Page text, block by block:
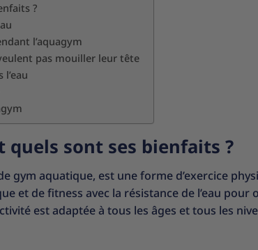
?
l’aquagym
pas mouiller leur tête
quels sont ses bienfaits ?
gym aquatique, est une forme d’exercice
et de fitness avec la résistance de l’eau pour
est adaptée à tous les âges et tous les